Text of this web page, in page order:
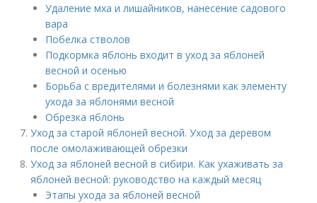
Удаление мха и лишайников, нанесение садового
вара
Побелка стволов
Подкормка яблонь входит в уход за яблоней
весной и осенью
Борьба с вредителями и болезнями как элементу
ухода за яблонями весной
Обрезка яблонь
Уход за старой яблоней весной. Уход за деревом
после омолаживающей обрезки
Уход за яблоней весной в сибири. Как ухаживать за
яблоней весной: руководство на каждый месяц
Этапы ухода за яблоней весной